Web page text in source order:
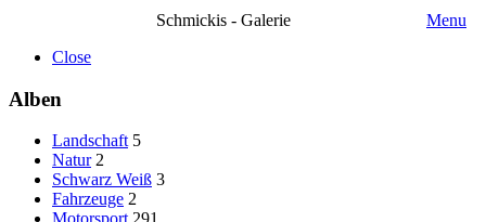
Schmickis - Galerie
Menu
Close
Alben
Landschaft 5
Natur 2
Schwarz Weiß 3
Fahrzeuge 2